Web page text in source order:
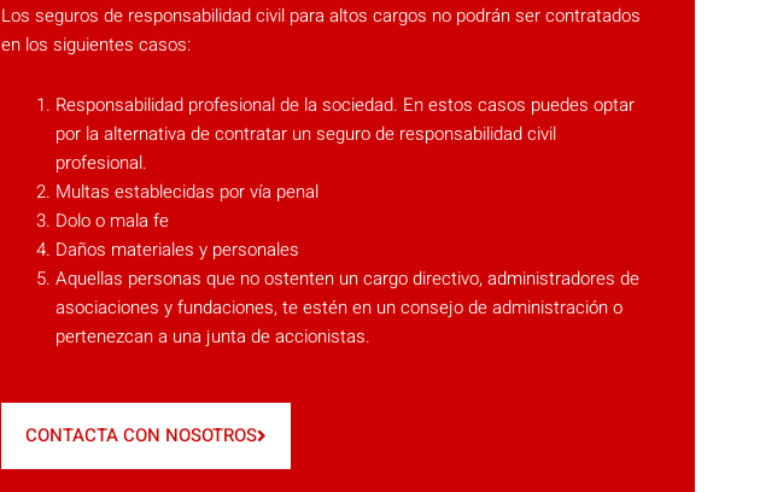
Los seguros de responsabilidad civil para altos cargos no podrán ser contratados
en los siguientes casos:
Responsabilidad profesional de la sociedad. En estos casos puedes optar
por la alternativa de contratar un seguro de responsabilidad civil
profesional.
Multas establecidas por vía penal
Dolo o mala fe
Daños materiales y personales
Aquellas personas que no ostenten un cargo directivo, administradores de
asociaciones y fundaciones, te estén en un consejo de administración o
pertenezcan a una junta de accionistas.
CONTACTA CON NOSOTROS